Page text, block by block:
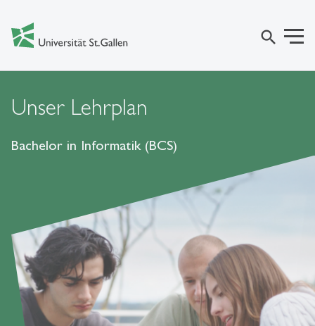
search
Unser Lehrplan
Bachelor in Informatik (BCS)